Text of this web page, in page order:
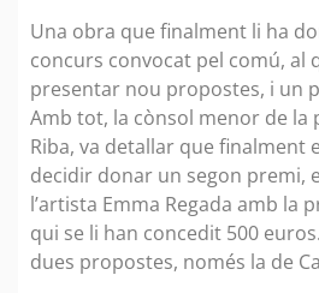
Una obra que finalment li ha
concurs convocat pel comú, al
presentar nou propostes, i un
Amb tot, la cònsol menor de la
Riba, va detallar que finalment
decidir donar un segon premi,
l’artista Emma Regada amb la
qui se li han concedit 500
dues propostes, només la de